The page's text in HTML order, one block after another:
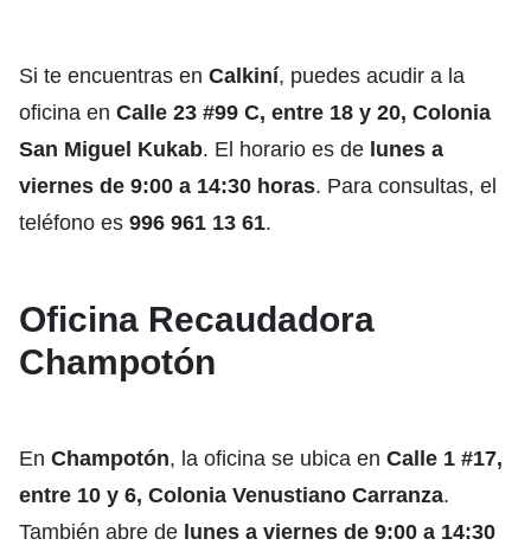
Si te encuentras en Calkiní, puedes acudir a la
oficina en Calle 23 #99 C, entre 18 y 20, Colonia
San Miguel Kukab. El horario es de lunes a
viernes de 9:00 a 14:30 horas. Para consultas, el
teléfono es 996 961 13 61.
Oficina Recaudadora
Champotón
En Champotón, la oficina se ubica en Calle 1 #17,
entre 10 y 6, Colonia Venustiano Carranza.
También abre de lunes a viernes de 9:00 a 14:30